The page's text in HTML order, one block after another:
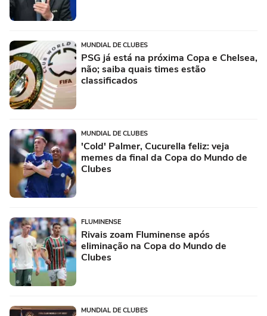
MUNDIAL DE CLUBES
PSG já está na próxima Copa e Chelsea,
não; saiba quais times estão
classificados
MUNDIAL DE CLUBES
'Cold' Palmer, Cucurella feliz: veja
memes da final da Copa do Mundo de
Clubes
FLUMINENSE
Rivais zoam Fluminense após
eliminação na Copa do Mundo de
Clubes
MUNDIAL DE CLUBES